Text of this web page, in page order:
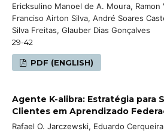
Ericksulino Manoel de A. Moura,
Franciso Airton Silva, André Soares
Silva Freitas, Glauber Dias Gonçalves
29-42
PDF (ENGLISH)
Agente K-alibra: Estratégia para
Clientes em Aprendizado
Rafael O. Jarczewski, Eduardo